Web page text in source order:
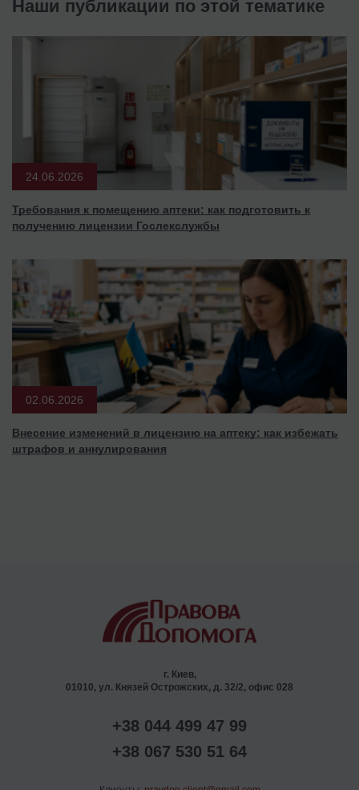
Наши публикации по этой тематике
24.06.2026
Требования к помещению аптеки: как подготовить к
получению лицензии Гослекслужбы
02.06.2026
Внесение изменений в лицензию на аптеку: как избежать
штрафов и аннулирования
г. Киев,
01010, ул. Князей Острожских, д. 32/2, офис 028
+38 044 499 47 99
+38 067 530 51 64